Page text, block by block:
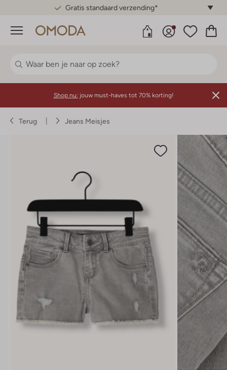
Gratis standaard verzending*
Menu
Shop nu: jouw must-haves tot 70% korting!
Terug Jeans Meisjes